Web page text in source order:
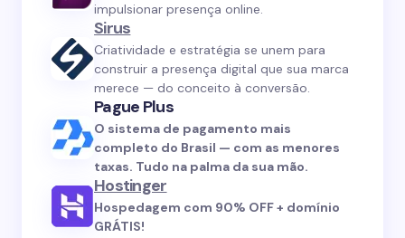
impulsionar presença online.
Sirus
Criatividade e estratégia se unem para
construir a presença digital que sua marca
merece — do conceito à conversão.
Pague Plus
O sistema de pagamento mais
completo do Brasil — com as menores
taxas. Tudo na palma da sua mão.
Hostinger
Hospedagem com 90% OFF + domínio
GRÁTIS!